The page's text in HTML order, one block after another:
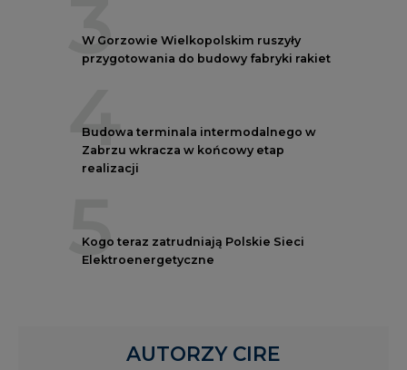
3
W Gorzowie Wielkopolskim ruszyły
przygotowania do budowy fabryki rakiet
4
Budowa terminala intermodalnego w
Zabrzu wkracza w końcowy etap
realizacji
5
Kogo teraz zatrudniają Polskie Sieci
Elektroenergetyczne
AUTORZY CIRE